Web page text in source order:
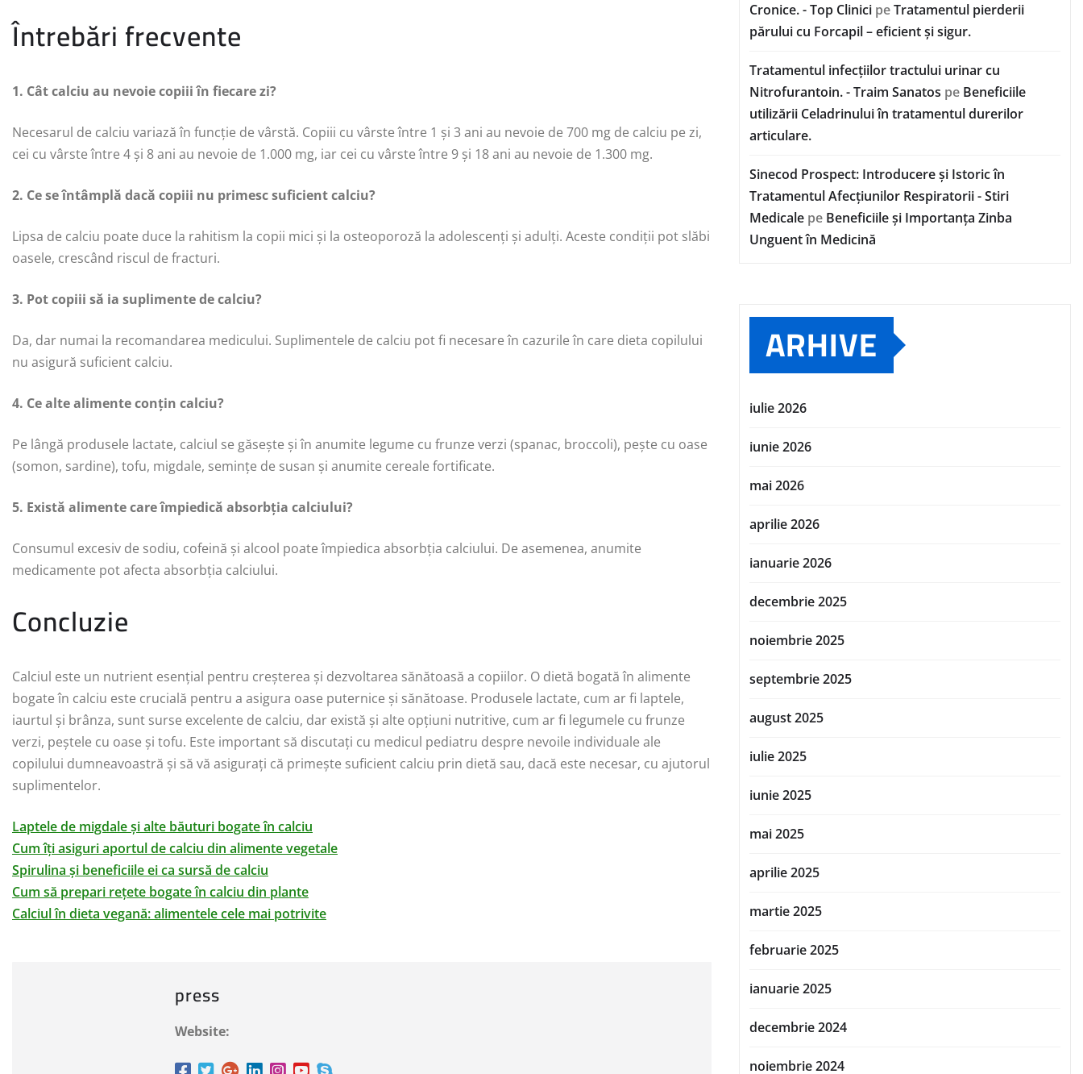
Întrebări frecvente
1. Cât calciu au nevoie copiii în fiecare zi?
Necesarul de calciu variază în funcție de vârstă. Copiii cu vârste între 1 și 3 ani au nevoie de 700 mg de calciu pe zi,
cei cu vârste între 4 și 8 ani au nevoie de 1.000 mg, iar cei cu vârste între 9 și 18 ani au nevoie de 1.300 mg.
2. Ce se întâmplă dacă copiii nu primesc suficient calciu?
Lipsa de calciu poate duce la rahitism la copii mici și la osteoporoză la adolescenți și adulți. Aceste condiții pot slăbi
oasele, crescând riscul de fracturi.
3. Pot copiii să ia suplimente de calciu?
Da, dar numai la recomandarea medicului. Suplimentele de calciu pot fi necesare în cazurile în care dieta copilului
nu asigură suficient calciu.
4. Ce alte alimente conțin calciu?
Pe lângă produsele lactate, calciul se găsește și în anumite legume cu frunze verzi (spanac, broccoli), pește cu oase
(somon, sardine), tofu, migdale, semințe de susan și anumite cereale fortificate.
5. Există alimente care împiedică absorbția calciului?
Consumul excesiv de sodiu, cofeină și alcool poate împiedica absorbția calciului. De asemenea, anumite
medicamente pot afecta absorbția calciului.
Concluzie
Calciul este un nutrient esențial pentru creșterea și dezvoltarea sănătoasă a copiilor. O dietă bogată în alimente
bogate în calciu este crucială pentru a asigura oase puternice și sănătoase. Produsele lactate, cum ar fi laptele,
iaurtul și brânza, sunt surse excelente de calciu, dar există și alte opțiuni nutritive, cum ar fi legumele cu frunze
verzi, peștele cu oase și tofu. Este important să discutați cu medicul pediatru despre nevoile individuale ale
copilului dumneavoastră și să vă asigurați că primește suficient calciu prin dietă sau, dacă este necesar, cu ajutorul
suplimentelor.
Laptele de migdale și alte băuturi bogate în calciu
Cum îți asiguri aportul de calciu din alimente vegetale
Spirulina și beneficiile ei ca sursă de calciu
Cum să prepari rețete bogate în calciu din plante
Calciul în dieta vegană: alimentele cele mai potrivite
press
Website:
Cronice. - Top Clinici peTratamentul pierderii
părului cu Forcapil – eficient și sigur.
Tratamentul infecțiilor tractului urinar cu
Nitrofurantoin. - Traim Sanatos pe Beneficiile
utilizării Celadrinului în tratamentul durerilor
articulare.
Sinecod Prospect: Introducere și Istoric în
Tratamentul Afecțiunilor Respiratorii - Stiri
Medicale pe Beneficiile și Importanța Zinba
Unguent în Medicină
ARHIVE
iulie 2026
iunie 2026
mai 2026
aprilie 2026
ianuarie 2026
decembrie 2025
noiembrie 2025
septembrie 2025
august 2025
iulie 2025
iunie 2025
mai 2025
aprilie 2025
martie 2025
februarie 2025
ianuarie 2025
decembrie 2024
noiembrie 2024